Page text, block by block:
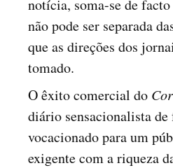
notícia, soma-se de
não pode ser separada
que as direções dos
tomado.
O êxito comercial do
diário sensacionalista
vocacionado para um
exigente com a riqueza